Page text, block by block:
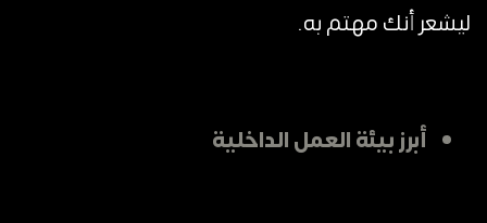
ليشعر أنك مهتم به.
أبرز بيئة العمل الداخلية